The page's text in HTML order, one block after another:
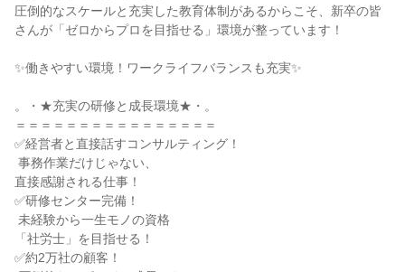
圧倒的なスケールと充実した教育体制があるからこそ、新卒の皆
さんが「ゼロからプロを目指せる」環境が整っています！
✨働きやすい環境！ワークライフバランスも充実✨
。・★充実の研修と成長環境★・。
＝＝＝＝＝＝＝＝＝＝＝＝＝＝＝＝
✅経営者と直接話すコンサルティング！
直接感謝される仕事！
✅研修センター完備！
「社労士」を目指せる！
✅約2万社の顧客！